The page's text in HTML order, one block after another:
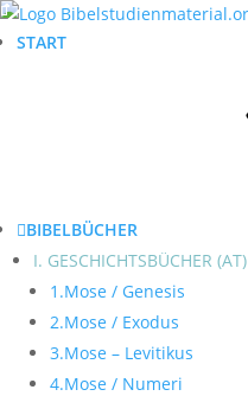
START
BIBELBÜCHER
I. GESCHICHTSBÜCHER (AT)
1.Mose / Genesis
2.Mose / Exodus
3.Mose – Levitikus
4.Mose / Numeri